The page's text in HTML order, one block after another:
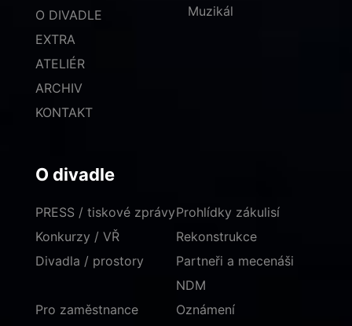
O DIVADLE
EXTRA
ATELIÉR
ARCHIV
KONTAKT
Muzikál
O divadle
PRESS / tiskové zprávy
Konkurzy / VŘ
Divadla / prostory
Prohlídky zákulisí
Rekonstrukce
Partneři a mecenáši
NDM
Pro zaměstnance
Oznámení